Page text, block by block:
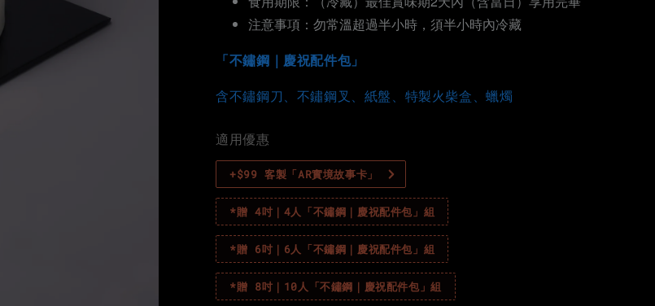
注意事項：勿常溫超過半小時，須半小時內冷藏
「不鏽鋼｜慶祝配件包」
含不鏽鋼刀、不鏽鋼叉、紙盤、特製火柴盒、蠟燭
適用優惠
+$99 客製「AR實境故事卡」
*贈 4吋｜4人「不鏽鋼｜慶祝配件包」組
*贈 6吋｜6人「不鏽鋼｜慶祝配件包」組
*贈 8吋｜10人「不鏽鋼｜慶祝配件包」組